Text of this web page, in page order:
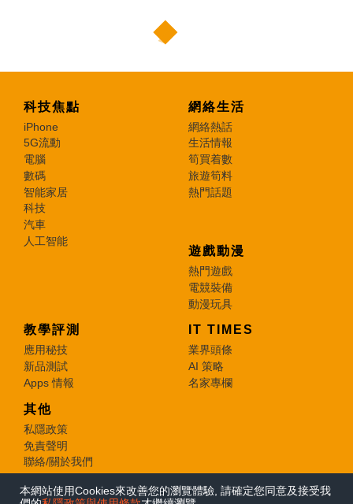
科技焦點
iPhone
5G流動
電腦
數碼
智能家居
科技
汽車
人工智能
網絡生活
網絡熱話
生活情報
筍買着數
旅遊筍料
熱門話題
遊戲動漫
熱門遊戲
電競裝備
動漫玩具
教學評測
應用秘技
新品測試
Apps 情報
IT TIMES
業界頭條
AI 策略
名家專欄
其他
私隱政策
免責聲明
聯絡/關於我們
© 2026 e-zone. All Rights Reserved.
本網站使用Cookies來改善您的瀏覽體驗, 請確定您同意及接受我